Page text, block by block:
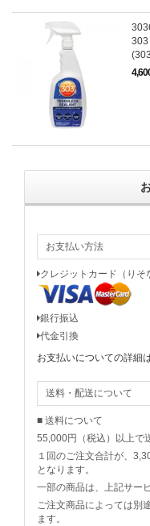
303
お支払い方法
クレジットカード（りそ
銀行振込
代金引換
お支払いについての詳細
送料・配送について
■ 送料について
55,000円（税込）以上で
１回のご注文合計が、
となります。
一部の商品は、上記サー
ご注文商品によっては別
ます。